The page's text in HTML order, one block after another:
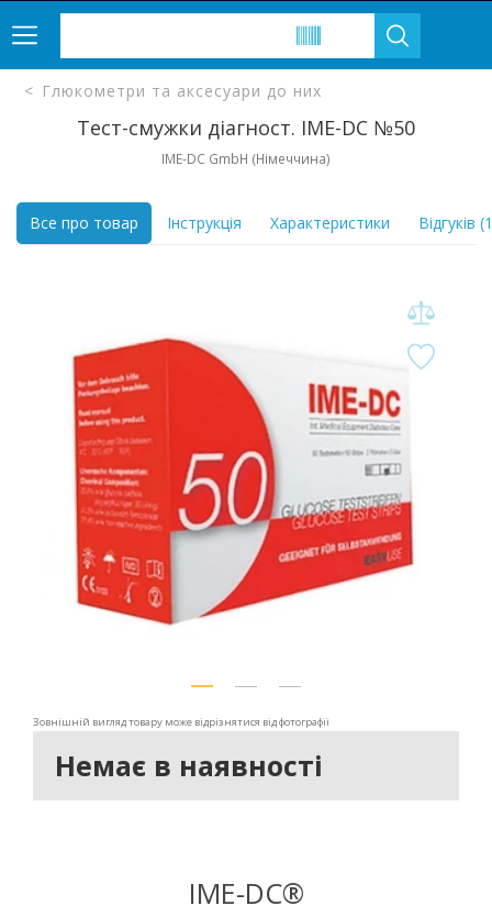
Глюкометри та аксесуари до них
Тест-смужки діагност. IME-DC №50
IME-DC GmbH (Німеччина)
Все про товар Інструкція Характеристики Відгуків
Зовнішній вигляд товару може відрізнятися від фотографії
Немає в наявності
IME-DC®